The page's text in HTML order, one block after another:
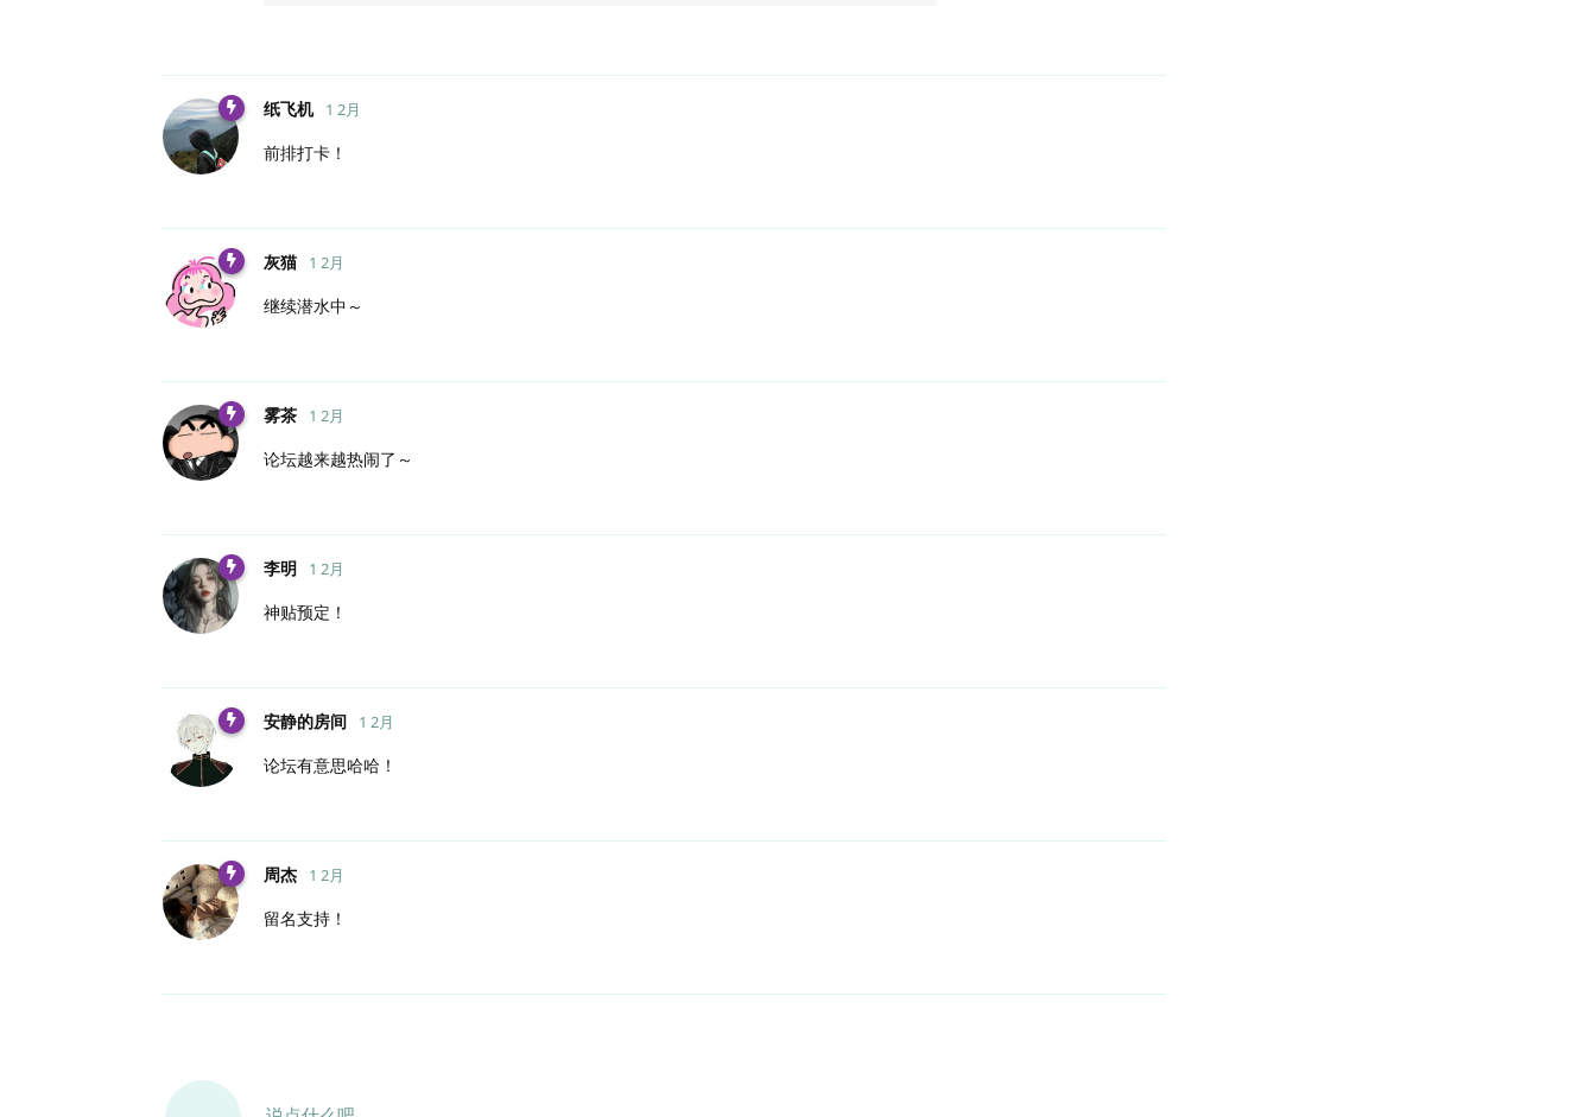
纸飞机 1 2月
前排打卡！
灰猫 1 2月
继续潜水中～
雾茶 1 2月
论坛越来越热闹了～
李明 1 2月
神贴预定！
安静的房间 1 2月
论坛有意思哈哈！
周杰 1 2月
留名支持！